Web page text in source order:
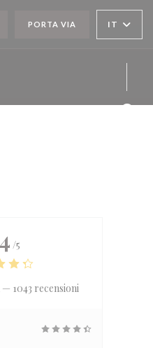
PORTA VIA IT
/5
— 1043 recensioni